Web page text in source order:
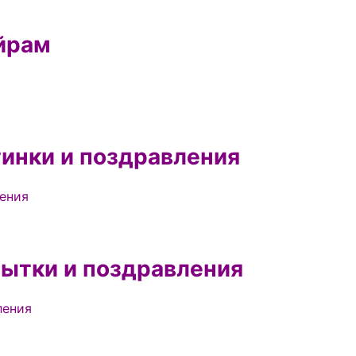
и поздравления
и поздравления